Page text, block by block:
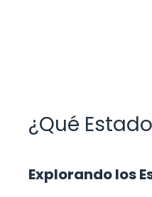
¿Qué
Explorando los